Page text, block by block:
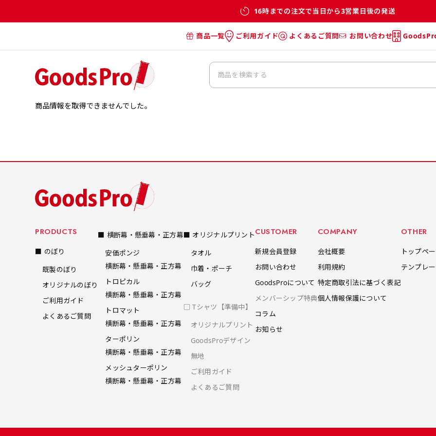
16時までの注文で当日から3営業日後の発送
商品一覧
オリジナルのぼり
オリジナルタオル
ご利用ガイド
のぼりのご利用ガイド
Tシャツのご利用ガイド
よくあるご質問
のぼりのよくあるご質問
お問い合わせ
商品情報を取得できませんでした。
PRODUCTS
■ のぼり
既製のぼり
オリジナルのぼり
ご利用ガイド
よくあるご質問
■ 横断幕・懸垂幕・正方幕
安価ポンジ
横断幕・懸垂幕・正方幕
トロピカル
横断幕・懸垂幕・正方幕
トロマット
横断幕・懸垂幕・正方幕
ターポリン
横断幕・懸垂幕・正方幕
メッシュターポリン
横断幕・懸垂幕・正方幕
■ オリジナルプリント
タオル
巾着・ポーチ
バッグ
□ Tシャツ【準備中】
オリジナルプリント
GoodsProデザイン
無地
ご利用ガイド
よくあるご質問
CUSTOMER
新規会員登録
お問い合わせ
GoodsProについて
メンバーシップ特典
コラム
お知らせ
COMPANY
会社概要
利用規約
特定商取引法に基づく表記
個人情報保護について
OTHER
トップペ
テンプレ